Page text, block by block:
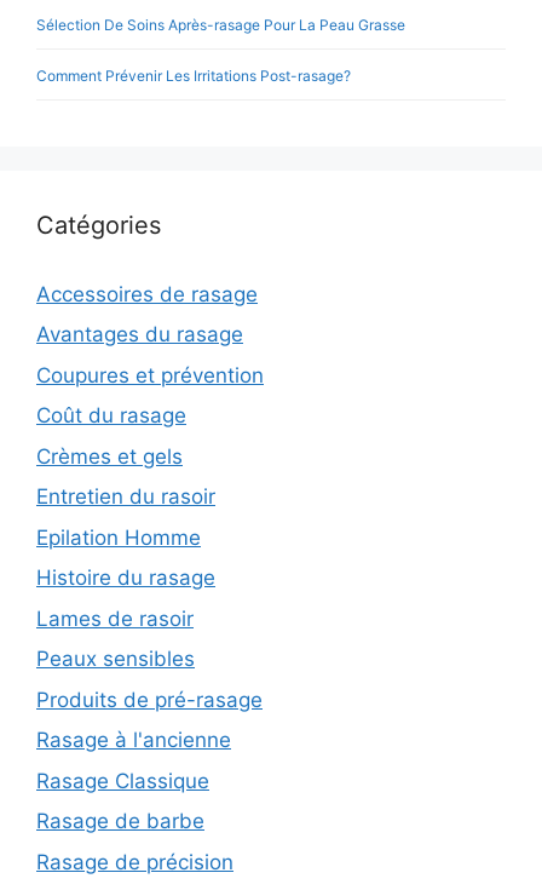
Sélection De Soins Après-rasage Pour La Peau Grasse
Comment Prévenir Les Irritations Post-rasage?
Catégories
Accessoires de rasage
Avantages du rasage
Coupures et prévention
Coût du rasage
Crèmes et gels
Entretien du rasoir
Epilation Homme
Histoire du rasage
Lames de rasoir
Peaux sensibles
Produits de pré-rasage
Rasage à l'ancienne
Rasage Classique
Rasage de barbe
Rasage de précision